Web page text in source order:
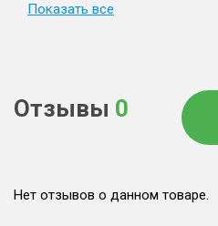
Показать все
Отзывы 0
Нет отзывов о данном товаре.